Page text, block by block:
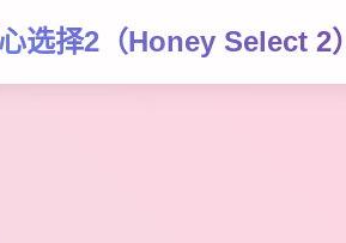
选择2（Honey Select 2）